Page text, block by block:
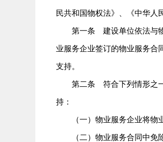
民共和国物权法》、《中华人
第一条 建设单位依法与物
业服务企业签订的物业服务合
支持。
第二条 符合下列情形之一
持：
（一）物业服务企业将物业
（二）物业服务合同中免除